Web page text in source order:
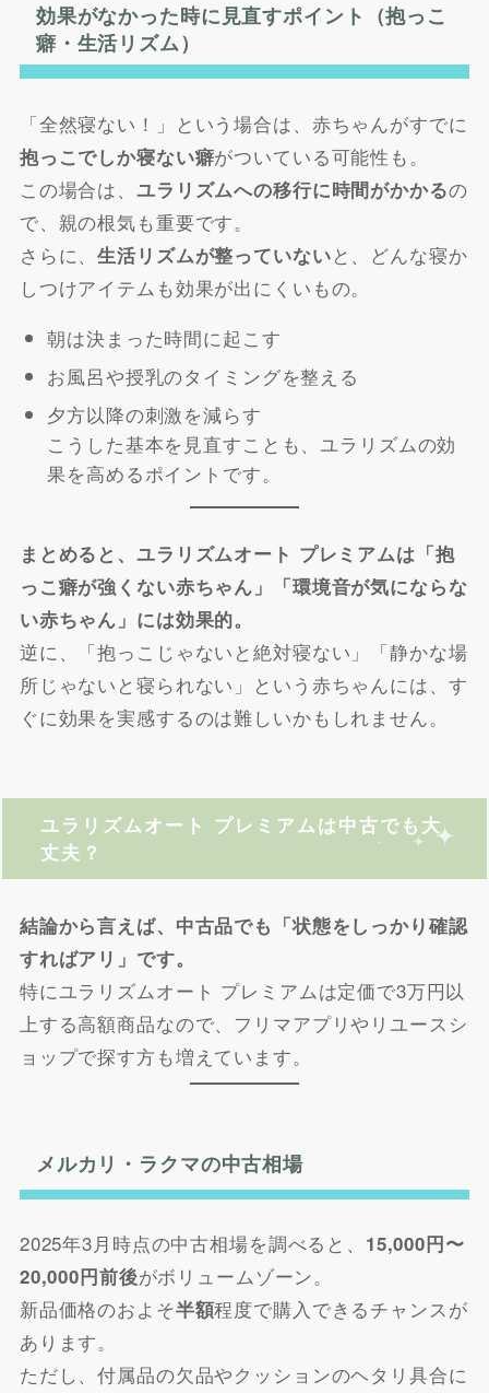
効果がなかった時に見直すポイント（抱っこ
癖・生活リズム）
「全然寝ない！」という場合は、赤ちゃんがすでに
抱っこでしか寝ない癖がついている可能性も。
この場合は、ユラリズムへの移行に時間がかかるの
で、親の根気も重要です。
さらに、生活リズムが整っていないと、どんな寝か
しつけアイテムも効果が出にくいもの。
朝は決まった時間に起こす
お風呂や授乳のタイミングを整える
夕方以降の刺激を減らす
こうした基本を見直すことも、ユラリズムの効
果を高めるポイントです。
まとめると、ユラリズムオート プレミアムは「抱
っこ癖が強くない赤ちゃん」「環境音が気にならな
い赤ちゃん」には効果的。
逆に、「抱っこじゃないと絶対寝ない」「静かな場
所じゃないと寝られない」という赤ちゃんには、す
ぐに効果を実感するのは難しいかもしれません。
ユラリズムオート プレミアムは中古でも大
丈夫？
結論から言えば、中古品でも「状態をしっかり確認
すればアリ」です。
特にユラリズムオート プレミアムは定価で3万円以
上する高額商品なので、フリマアプリやリユースシ
ョップで探す方も増えています。
メルカリ・ラクマの中古相場
2025年3月時点の中古相場を調べると、 15,000円〜
20,000円前後がボリュームゾーン。
新品価格のおよそ半額程度で購入できるチャンスが
あります。
ただし、付属品の欠品やクッションのヘタリ具合に